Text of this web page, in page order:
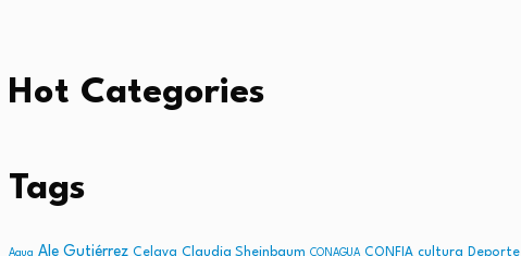
Hot Categories
Tags
Agua Ale Gutiérrez Celaya Claudia Sheinbaum CONAGUA CONFIA cultura Deporte